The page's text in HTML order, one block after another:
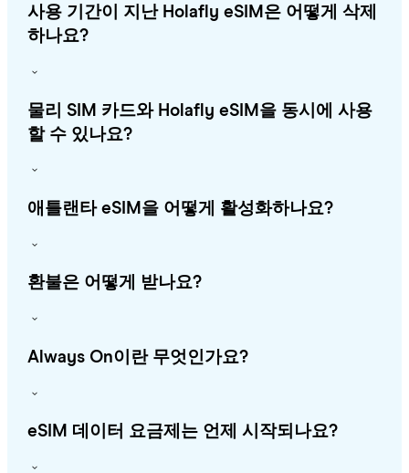
사용 기간이 지난 Holafly eSIM은 어떻게 삭제
하나요?
물리 SIM 카드와 Holafly eSIM을 동시에 사용
할 수 있나요?
애틀랜타 eSIM을 어떻게 활성화하나요?
환불은 어떻게 받나요?
Always On이란 무엇인가요?
eSIM 데이터 요금제는 언제 시작되나요?